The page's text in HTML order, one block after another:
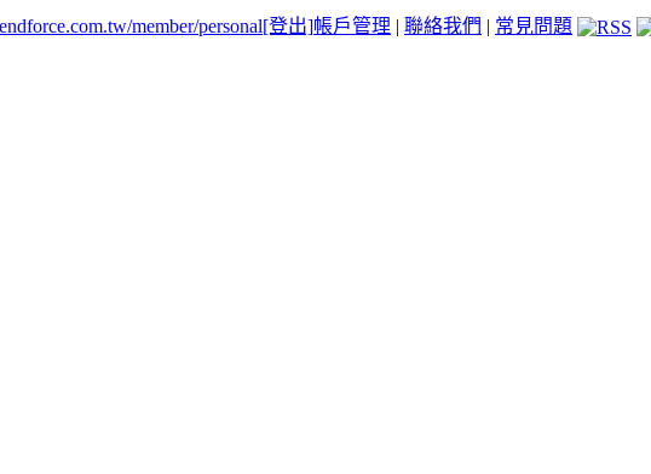
member/personal[登出]帳戶管理 | 聯絡我們 | 常見問題